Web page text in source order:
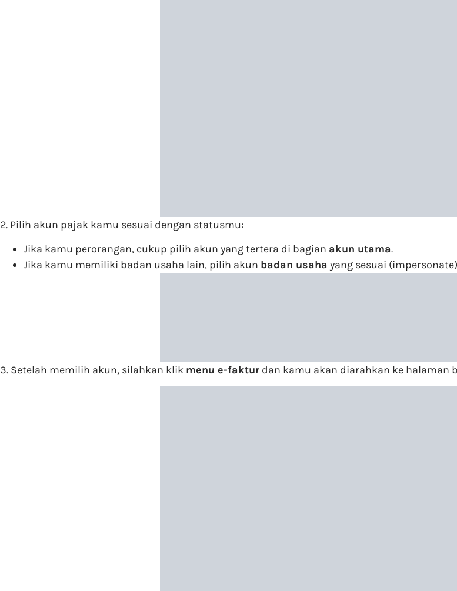
2. Pilih akun pajak kamu sesuai dengan statusmu:
Jika kamu perorangan, cukup pilih akun yang tertera di bagian akun utama.
Jika kamu memiliki badan usaha lain, pilih akun badan usaha yang sesuai
3. Setelah memilih akun, silahkan klik menu e-faktur dan kamu akan diarahkan ke halaman